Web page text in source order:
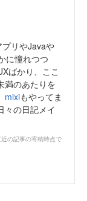
リやJavaや
に憧れつつ
ばかり、ここ
満のあたりを
mixiもやってま
々の日記メイ
の記事の寄稿時点で